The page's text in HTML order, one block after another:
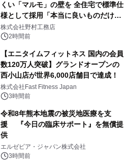
くい「マルモ」の壁を 全住宅で標準仕
様として採用「本当に良いものだけに
こだわる」
株式会社野村工務店
2時間前
【エニタイムフィットネス 国内の会員
数120万人突破】グランドオープンの
西小山店が世界6,000店舗目で達成！
株式会社Fast Fitness Japan
3時間前
令和8年熊本地震の被災地医療を支
援 『今日の臨床サポート』を無償提
供
エルゼビア・ジャパン株式会社
3時間前